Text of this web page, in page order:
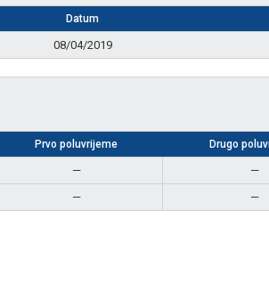
Datum
08/04/2019
Prvo poluvrijeme Drugo
— —
— —